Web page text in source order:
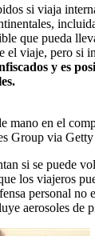
si viaja
que pueda
el viaje, pero si
y es
mano en el
Group via Getty
si se puede
los viajeros
personal no
aerosoles de